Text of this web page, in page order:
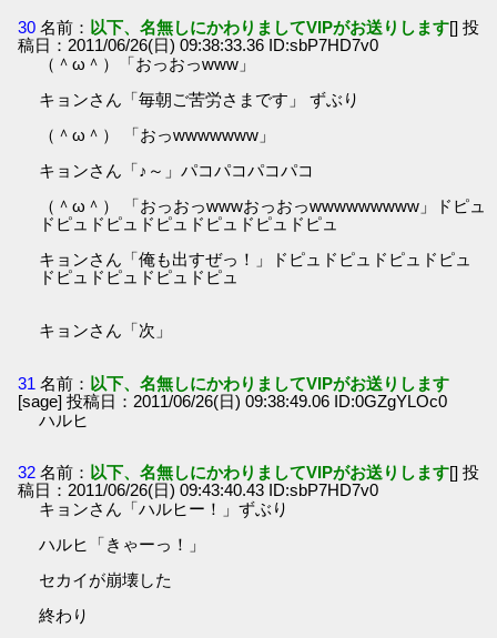
30 名前： 以下、名無しにかわりましてVIPがお送りします[] 投
稿日：2011/06/26(日) 09:38:33.36 ID:sbP7HD7v0
（＾ω＾）「おっおっwww」
キョンさん「毎朝ご苦労さまです」 ずぶり
（＾ω＾） 「おっwwwwwww」
キョンさん「♪～」パコパコパコパコ
（＾ω＾） 「おっおっwwwおっおっwwwwwwwww」ドピュ
ドピュドピュドピュドピュドピュドピュ
キョンさん「俺も出すぜっ！」ドピュドピュドピュドピュ
ドピュドピュドピュドピュ
キョンさん「次」
31 名前： 以下、名無しにかわりましてVIPがお送りします
[sage] 投稿日：2011/06/26(日) 09:38:49.06 ID:0GZgYLOc0
ハルヒ
32 名前： 以下、名無しにかわりましてVIPがお送りします[] 投
稿日：2011/06/26(日) 09:43:40.43 ID:sbP7HD7v0
キョンさん「ハルヒー！」ずぶり
ハルヒ「きゃーっ！」
セカイが崩壊した
終わり